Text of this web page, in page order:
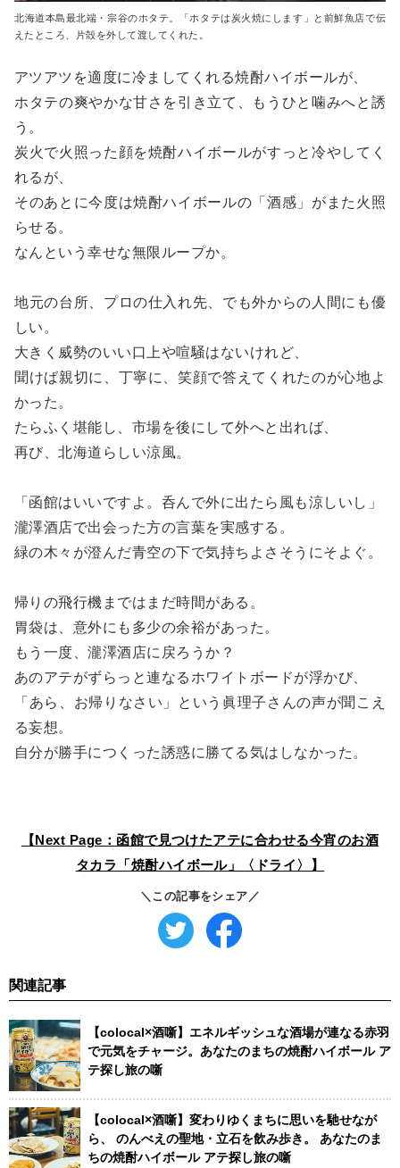
北海道本島最北端・宗谷のホタテ。「ホタテは炭火焼にします」と前鮮魚店で伝
えたところ、片殻を外して渡してくれた。
アツアツを適度に冷ましてくれる焼酎ハイボールが、
ホタテの爽やかな甘さを引き立て、もうひと噛みへと誘
う。
炭火で火照った顔を焼酎ハイボールがすっと冷やしてく
れるが、
そのあとに今度は焼酎ハイボールの「酒感」がまた火照
らせる。
なんという幸せな無限ループか。
地元の台所、プロの仕入れ先、でも外からの人間にも優
しい。
大きく威勢のいい口上や喧騒はないけれど、
聞けば親切に、丁寧に、笑顔で答えてくれたのが心地よ
かった。
たらふく堪能し、市場を後にして外へと出れば、
再び、北海道らしい涼風。
「函館はいいですよ。呑んで外に出たら風も涼しいし」
瀧澤酒店で出会った方の言葉を実感する。
緑の木々が澄んだ青空の下で気持ちよさそうにそよぐ。
帰りの飛行機まではまだ時間がある。
胃袋は、意外にも多少の余裕があった。
もう一度、瀧澤酒店に戻ろうか？
あのアテがずらっと連なるホワイトボードが浮かび、
「あら、お帰りなさい」という眞理子さんの声が聞こえ
る妄想。
自分が勝手につくった誘惑に勝てる気はしなかった。
【Next Page：函館で見つけたアテに合わせる今宵のお酒
タカラ「焼酎ハイボール」〈ドライ〉】
＼この記事をシェア／
関連記事
【colocal×酒噺】エネルギッシュな酒場が連なる赤羽
で元気をチャージ。あなたのまちの焼酎ハイボール ア
テ探し旅の噺
【colocal×酒噺】変わりゆくまちに思いを馳せなが
ら、 のんべえの聖地・立石を飲み歩き。 あなたのま
ちの焼酎ハイボール アテ探し旅の噺